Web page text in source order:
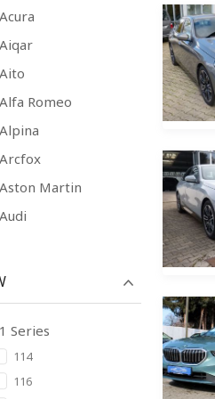
Acura
Aiqar
Aito
Alfa Romeo
Alpina
Arcfox
Aston Martin
Audi
BAIC
BAW
Bentley
Bugatti
Buick
1 Series